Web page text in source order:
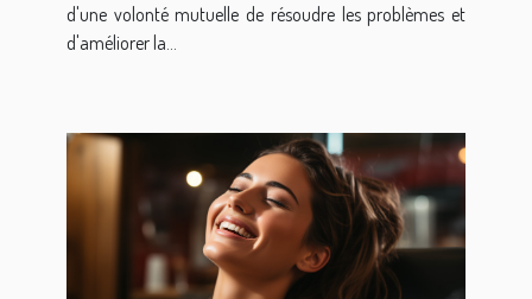
d'une volonté mutuelle de résoudre les problèmes et
d'améliorer la...